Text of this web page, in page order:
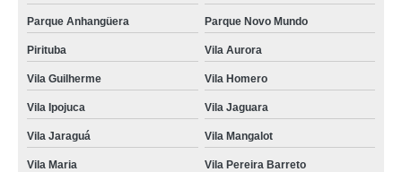
Parque Anhangüera Parque Novo Mundo
Pirituba Vila Aurora
Vila Guilherme Vila Homero
Vila Ipojuca Vila Jaguara
Vila Jaraguá Vila Mangalot
Vila Maria Vila Pereira Barreto